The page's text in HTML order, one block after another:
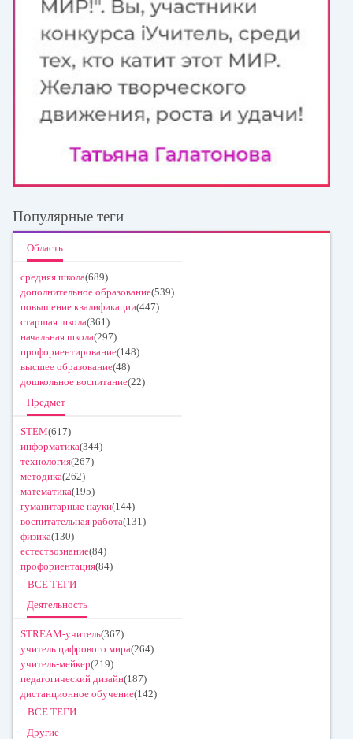
Популярные теги
Область
средняя школа(689)
дополнительное образование(539)
повышение квалификации(447)
старшая школа(361)
начальная школа(297)
профориентирование(148)
высшее образование(48)
дошкольное воспитание(22)
Предмет
STEM(617)
информатика(344)
технология(267)
методика(262)
математика(195)
гуманитарные науки(144)
воспитательная работа(131)
физика(130)
естествознание(84)
профориентация(84)
ВСЕ ТЕГИ
Деятельность
STREAM-учитель(367)
учитель цифрового мира(264)
учитель-мейкер(219)
педагогический дизайн(187)
дистанционное обучение(142)
ВСЕ ТЕГИ
Другие